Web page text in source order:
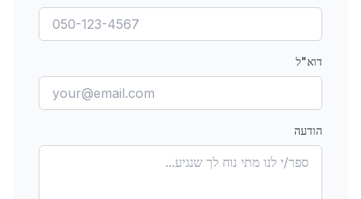
דוא"ל
הודעה